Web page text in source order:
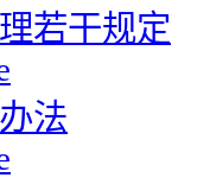
若干规定
法